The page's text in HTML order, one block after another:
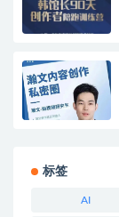
标签
AI